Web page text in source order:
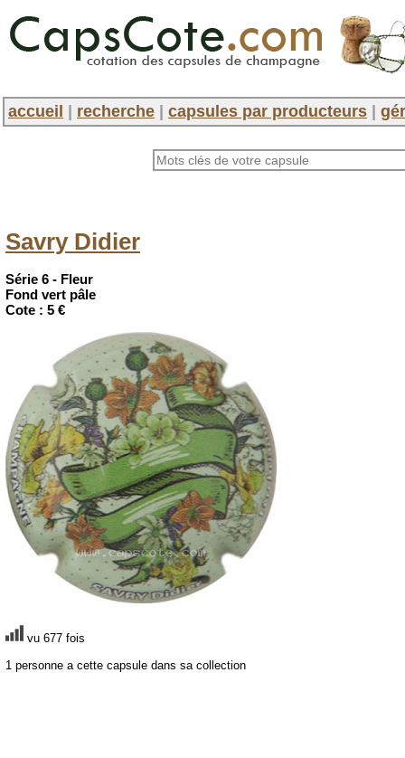
accueil recherche capsules par producteurs
Savry Didier
Série 6 - Fleur
Fond vert pâle
Cote : 5 €
vu 677 fois
1 personne a cette capsule dans sa collection